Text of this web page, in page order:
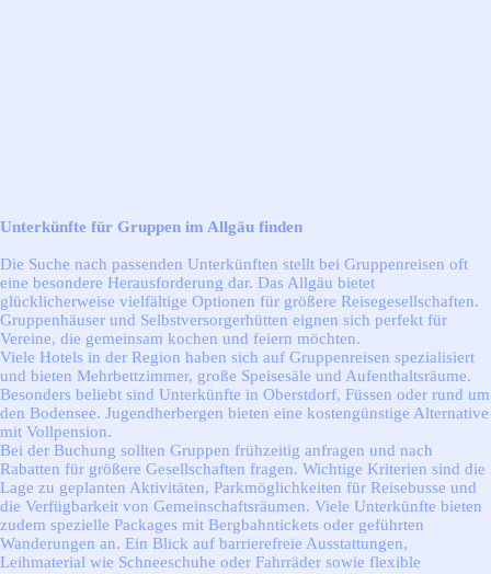
Unterkünfte für Gruppen im Allgäu finden
Die Suche nach passenden Unterkünften stellt bei Gruppenreisen oft
eine besondere Herausforderung dar. Das Allgäu bietet
glücklicherweise vielfältige Optionen für größere Reisegesellschaften.
Gruppenhäuser und Selbstversorgerhütten eignen sich perfekt für
Vereine, die gemeinsam kochen und feiern möchten.
Viele Hotels in der Region haben sich auf Gruppenreisen spezialisiert
und bieten Mehrbettzimmer, große Speisesäle und Aufenthaltsräume.
Besonders beliebt sind Unterkünfte in Oberstdorf, Füssen oder rund um
den Bodensee. Jugendherbergen bieten eine kostengünstige Alternative
mit Vollpension.
Bei der Buchung sollten Gruppen frühzeitig anfragen und nach
Rabatten für größere Gesellschaften fragen. Wichtige Kriterien sind die
Lage zu geplanten Aktivitäten, Parkmöglichkeiten für Reisebusse und
die Verfügbarkeit von Gemeinschaftsräumen. Viele Unterkünfte bieten
zudem spezielle Packages mit Bergbahntickets oder geführten
Wanderungen an. Ein Blick auf barrierefreie Ausstattungen,
Leihmaterial wie Schneeschuhe oder Fahrräder sowie flexible